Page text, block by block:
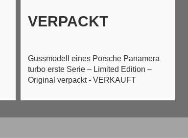
VERPACKT
Gussmodell eines Porsche Panamera
turbo erste Serie – Limited Edition –
Original verpackt - VERKAUFT